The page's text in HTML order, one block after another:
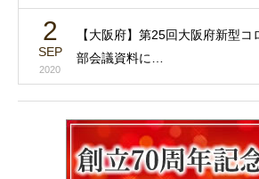
2
SEP
2020
【大阪府】第25回大阪府新型
部会議資料に…